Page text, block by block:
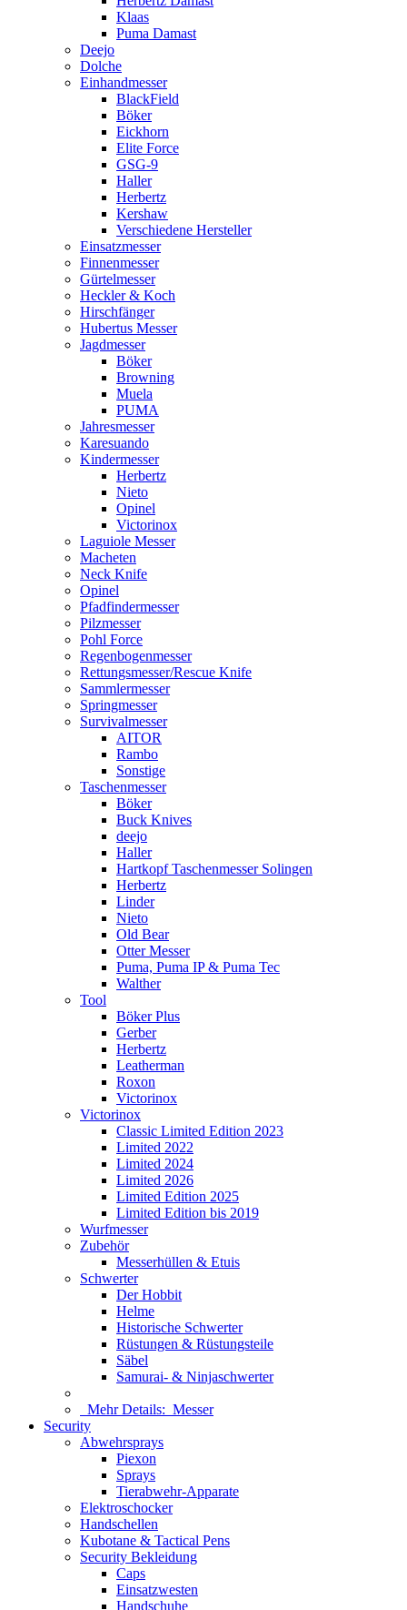
Klaas
Puma Damast
Deejo
Dolche
Einhandmesser
BlackField
Böker
Eickhorn
Elite Force
GSG-9
Haller
Herbertz
Kershaw
Verschiedene Hersteller
Einsatzmesser
Finnenmesser
Gürtelmesser
Heckler & Koch
Hirschfänger
Hubertus Messer
Jagdmesser
Böker
Browning
Muela
PUMA
Jahresmesser
Karesuando
Kindermesser
Herbertz
Nieto
Opinel
Victorinox
Laguiole Messer
Macheten
Neck Knife
Opinel
Pfadfindermesser
Pilzmesser
Pohl Force
Regenbogenmesser
Rettungsmesser/Rescue Knife
Sammlermesser
Springmesser
Survivalmesser
AITOR
Rambo
Sonstige
Taschenmesser
Böker
Buck Knives
deejo
Haller
Hartkopf Taschenmesser Solingen
Herbertz
Linder
Nieto
Old Bear
Otter Messer
Puma, Puma IP & Puma Tec
Walther
Tool
Böker Plus
Gerber
Herbertz
Leatherman
Roxon
Victorinox
Victorinox
Classic Limited Edition 2023
Limited 2022
Limited 2024
Limited 2026
Limited Edition 2025
Limited Edition bis 2019
Wurfmesser
Zubehör
Messerhüllen & Etuis
Schwerter
Der Hobbit
Helme
Historische Schwerter
Rüstungen & Rüstungsteile
Säbel
Samurai- & Ninjaschwerter
Mehr Details: Messer
Security
Abwehrsprays
Piexon
Sprays
Tierabwehr-Apparate
Elektroschocker
Handschellen
Kubotane & Tactical Pens
Security Bekleidung
Caps
Einsatzwesten
Handschuhe